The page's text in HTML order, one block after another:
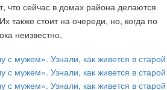
что сейчас в домах района делаются
также стоит на очереди, но, когда по
неизвестно.